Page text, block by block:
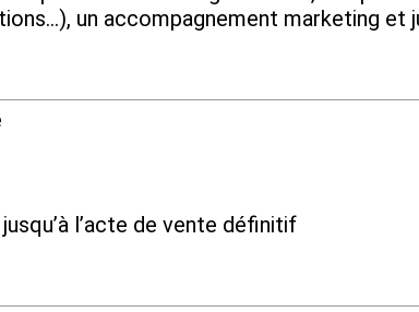
un accompagnement marketing et
l’acte de vente définitif